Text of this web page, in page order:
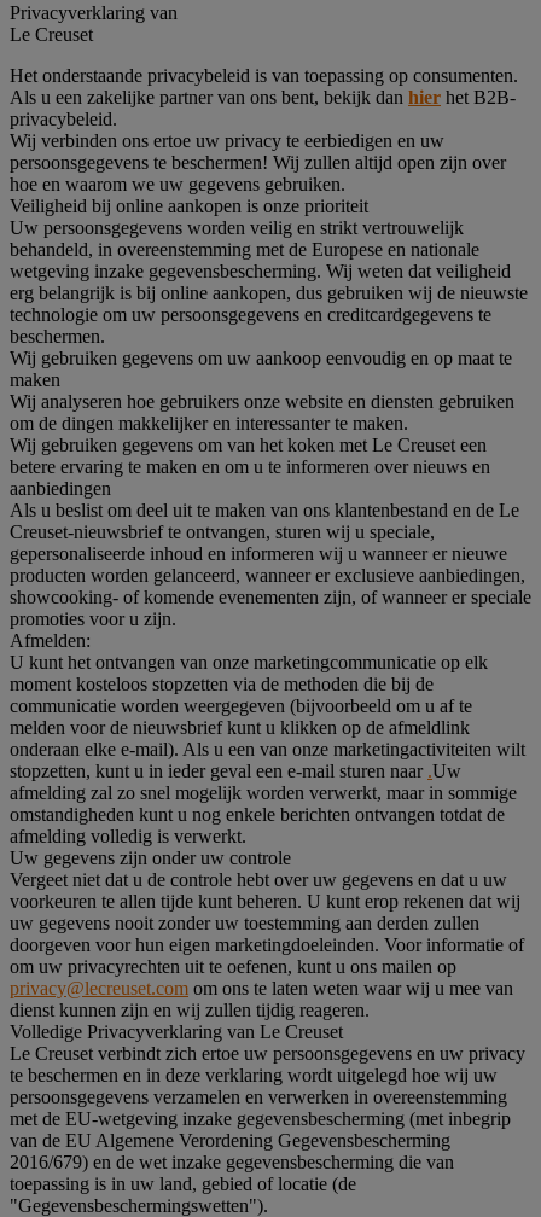
Privacyverklaring van
Le Creuset
Het onderstaande privacybeleid is van toepassing op consumenten.
Als u een zakelijke partner van ons bent, bekijk dan hier het B2B-
privacybeleid.
Wij verbinden ons ertoe uw privacy te eerbiedigen en uw
persoonsgegevens te beschermen! Wij zullen altijd open zijn over
hoe en waarom we uw gegevens gebruiken.
Veiligheid bij online aankopen is onze prioriteit
Uw persoonsgegevens worden veilig en strikt vertrouwelijk
behandeld, in overeenstemming met de Europese en nationale
wetgeving inzake gegevensbescherming. Wij weten dat veiligheid
erg belangrijk is bij online aankopen, dus gebruiken wij de nieuwste
technologie om uw persoonsgegevens en creditcardgegevens te
beschermen.
Wij gebruiken gegevens om uw aankoop eenvoudig en op maat te
maken
Wij analyseren hoe gebruikers onze website en diensten gebruiken
om de dingen makkelijker en interessanter te maken.
Wij gebruiken gegevens om van het koken met Le Creuset een
betere ervaring te maken en om u te informeren over nieuws en
aanbiedingen
Als u beslist om deel uit te maken van ons klantenbestand en de Le
Creuset-nieuwsbrief te ontvangen, sturen wij u speciale,
gepersonaliseerde inhoud en informeren wij u wanneer er nieuwe
producten worden gelanceerd, wanneer er exclusieve aanbiedingen,
showcooking- of komende evenementen zijn, of wanneer er speciale
promoties voor u zijn.
Afmelden:
U kunt het ontvangen van onze marketingcommunicatie op elk
moment kosteloos stopzetten via de methoden die bij de
communicatie worden weergegeven (bijvoorbeeld om u af te
melden voor de nieuwsbrief kunt u klikken op de afmeldlink
onderaan elke e-mail). Als u een van onze marketingactiviteiten wilt
stopzetten, kunt u in ieder geval een e-mail sturen naar .Uw
afmelding zal zo snel mogelijk worden verwerkt, maar in sommige
omstandigheden kunt u nog enkele berichten ontvangen totdat de
afmelding volledig is verwerkt.
Uw gegevens zijn onder uw controle
Vergeet niet dat u de controle hebt over uw gegevens en dat u uw
voorkeuren te allen tijde kunt beheren. U kunt erop rekenen dat wij
uw gegevens nooit zonder uw toestemming aan derden zullen
doorgeven voor hun eigen marketingdoeleinden. Voor informatie of
om uw privacyrechten uit te oefenen, kunt u ons mailen op
privacy@lecreuset.com om ons te laten weten waar wij u mee van
dienst kunnen zijn en wij zullen tijdig reageren.
Volledige Privacyverklaring van Le Creuset
Le Creuset verbindt zich ertoe uw persoonsgegevens en uw privacy
te beschermen en in deze verklaring wordt uitgelegd hoe wij uw
persoonsgegevens verzamelen en verwerken in overeenstemming
met de EU-wetgeving inzake gegevensbescherming (met inbegrip
van de EU Algemene Verordening Gegevensbescherming
2016/679) en de wet inzake gegevensbescherming die van
toepassing is in uw land, gebied of locatie (de
"Gegevensbeschermingswetten").